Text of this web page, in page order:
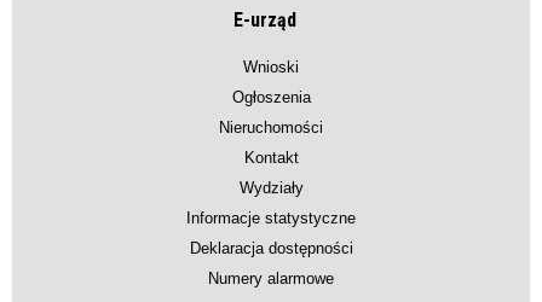
E-urząd
Wnioski
Ogłoszenia
Nieruchomości
Kontakt
Wydziały
Informacje statystyczne
Deklaracja dostępności
Numery alarmowe